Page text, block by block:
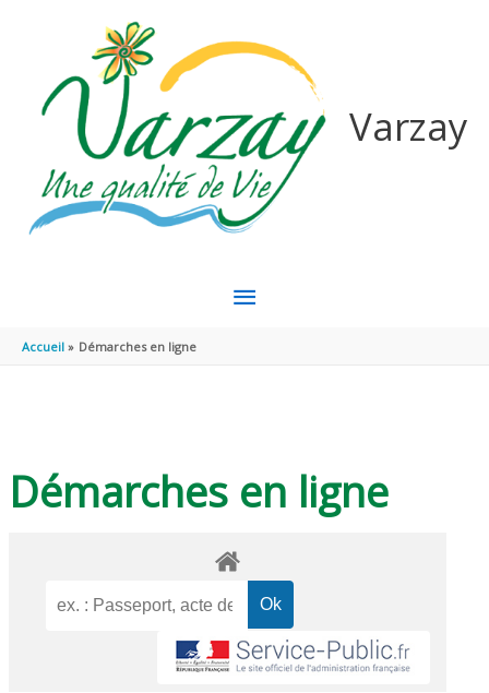
Varzay
MENU
Accueil Démarches en ligne
Démarches en ligne